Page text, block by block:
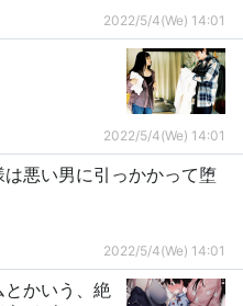
2022/5/4(We) 14:01
2022/5/4(We) 14:01
は悪い男に引っかかって堕
2022/5/4(We) 14:01
とかいう、絶